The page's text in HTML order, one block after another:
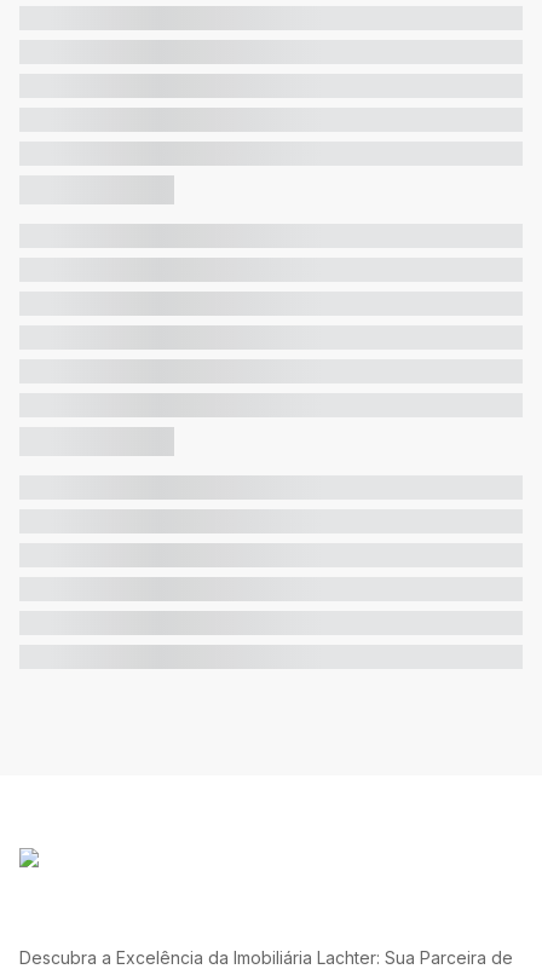
Descubra a Excelência da Imobiliária Lachter: Sua Parceira de